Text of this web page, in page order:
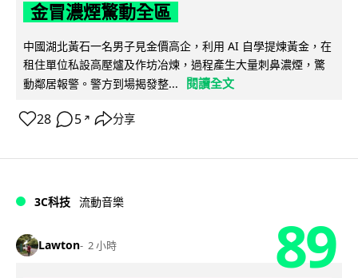
金冒濃煙驚動全區
中國湖北黃石一名男子見金價高企，利用 AI 自學提煉黃金，在
租住單位私設高壓爐及作坊冶煉，過程產生大量刺鼻濃煙，驚
動鄰居報警。警方到場揭發整...
閱讀全文
28 5 ↗ 分享
3C科技 流動音樂
Lawton 2 小時 89